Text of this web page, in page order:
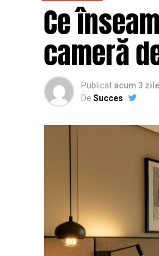
Ce
cameră
Publicat acum 3 zile
De Succes